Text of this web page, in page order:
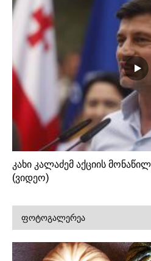
კახი კალაძემ აქციის
(ვიდეო)
ᲤᲝᲢᲝᲒᲐᲚᲔᲠᲔᲐ